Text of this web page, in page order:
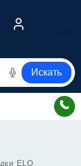
Искать
ELQ